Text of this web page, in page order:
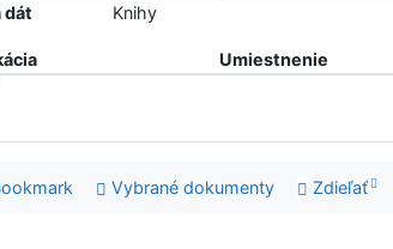
dát
Knihy
Umiestnenie
Vybrané dokumenty Zdieľať